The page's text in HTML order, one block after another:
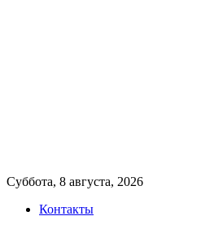
Суббота, 8 августа, 2026
Контакты